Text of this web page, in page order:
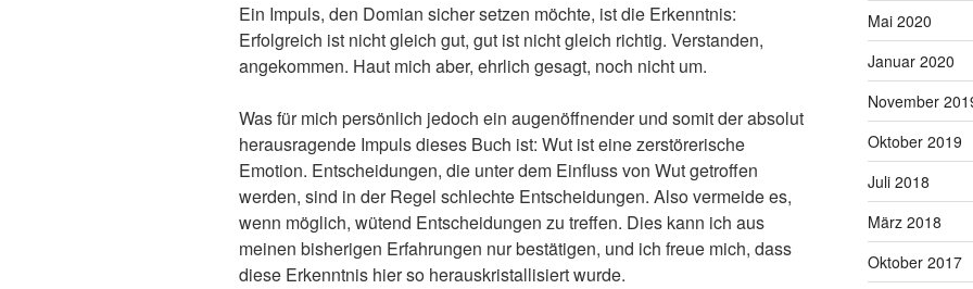
Ein Impuls, den Domian sicher setzen möchte, ist die Erkenntnis:
Erfolgreich ist nicht gleich gut, gut ist nicht gleich richtig. Verstanden,
angekommen. Haut mich aber, ehrlich gesagt, noch nicht um.
Was für mich persönlich jedoch ein augenöffnender und somit der absolut
herausragende Impuls dieses Buch ist: Wut ist eine zerstörerische
Emotion. Entscheidungen, die unter dem Einfluss von Wut getroffen
werden, sind in der Regel schlechte Entscheidungen. Also vermeide es,
wenn möglich, wütend Entscheidungen zu treffen. Dies kann ich aus
meinen bisherigen Erfahrungen nur bestätigen, und ich freue mich, dass
diese Erkenntnis hier so herauskristallisiert wurde.
Mai 2020
Januar 2020
November
Oktober 2019
Juli 2018
März 2018
Oktober 2017